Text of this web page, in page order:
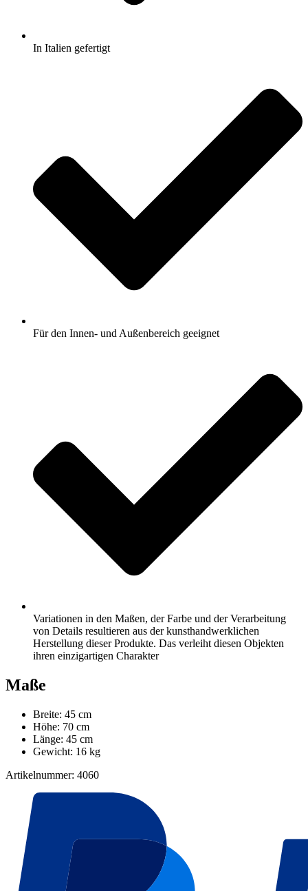
In Italien gefertigt
Für den Innen- und Außenbereich geeignet
Variationen in den Maßen, der Farbe und der Verarbeitung
von Details resultieren aus der kunsthandwerklichen
Herstellung dieser Produkte. Das verleiht diesen Objekten
ihren einzigartigen Charakter
Maße
Breite: 45 cm
Höhe: 70 cm
Länge: 45 cm
Gewicht: 16 kg
Artikelnummer: 4060